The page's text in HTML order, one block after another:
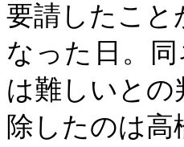
要請したこと
なった日。
は難しいとの
除したのは